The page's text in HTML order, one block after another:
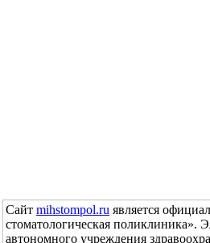
Сайт mihstompol.ru является
стоматологическая поликлиника».
автономного учреждения